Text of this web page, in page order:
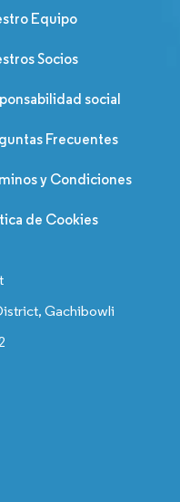
Equipo
Socios
social
Frecuentes
y Condiciones
de Cookies
Gachibowli